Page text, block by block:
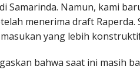
Samarinda. Namun, kami
menerima draft
yang lebih
bahwa saat ini masih